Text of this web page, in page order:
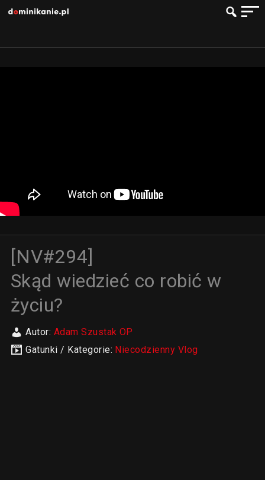
[NV#294]
Skąd wiedzieć co robić w
życiu?
Autor: Adam Szustak OP
Gatunki / Kategorie: Niecodzienny Vlog